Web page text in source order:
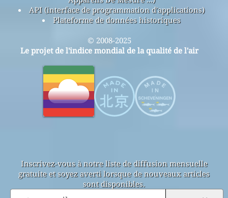
API (interface de programmation d'applications)
Plateforme de données historiques
© 2008-2025
Le projet de l'indice mondial de la qualité de l'air
Inscrivez-vous à notre liste de diffusion mensuelle
gratuite et soyez averti lorsque de nouveaux articles
sont disponibles.